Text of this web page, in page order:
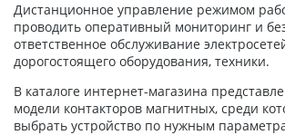
Дистанционное управление режимом
проводить оперативный мониторинг и
ответственное обслуживание
дорогостоящего оборудования, техники.
В каталоге интернет-магазина
модели контакторов магнитных, среди
выбрать устройство по нужным